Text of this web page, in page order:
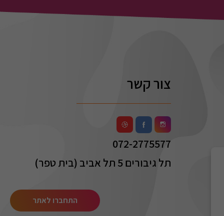
צור קשר
072-2775577
תל גיבורים 5 תל אביב (בית טפר)
התחברו לאתר